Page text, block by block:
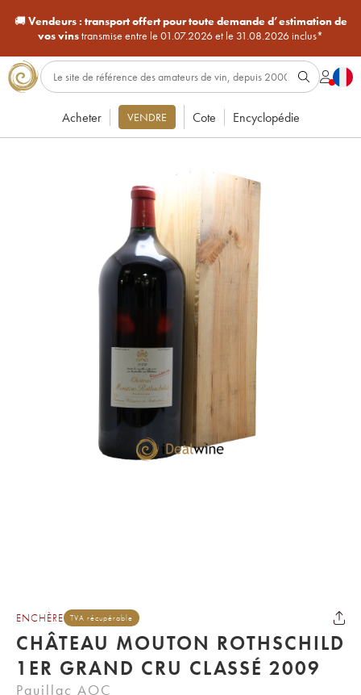
🚚Vendeurs : transport offert pour toute demande d’estimation de
vos vinstransmise entre le 01.07.2026 et le 31.08.2026 inclus*
Acheter VENDRE Cote Encyclopédie
ENCHÈRE TVA récupérable
CHÂTEAU MOUTON ROTHSCHILD
1ER GRAND CRU CLASSÉ 2009
Pauillac AOC